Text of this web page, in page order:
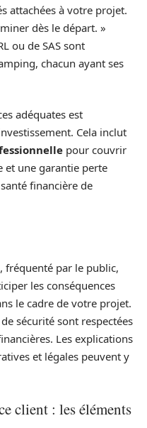
attachées à votre projet.
dès le départ. »
ou de SAS sont
chacun ayant ses
adéquates est
Cela inclut
pour couvrir
et une garantie perte
financière de
fréquenté par le public,
les conséquences
le cadre de votre projet.
sécurité sont respectées
Les explications
et légales peuvent y
client : les éléments